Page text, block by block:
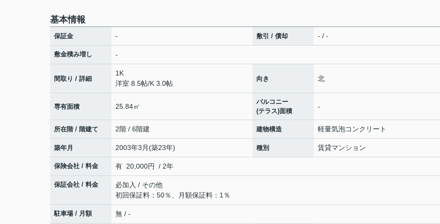
基本情報
保証金 - 敷引 / 償却 - / -
敷金積み増し -
間取り / 詳細
1K
洋室 8.5帖/K 3.0帖
向き 北
専有面積 25.84㎡
バルコニー
(テラス)面積
-
所在階 / 階建て 2階 / 6階建 建物構造 軽量気泡コンクリート
築年月 2003年3月(築23年) 種別 賃貸マンション
保険会社 / 料金 有 20,000円 / 2年
保証会社 / 料金
必加入 / その他
初回保証料：50％、月額保証料：1％
駐車場 / 月額 無 / -